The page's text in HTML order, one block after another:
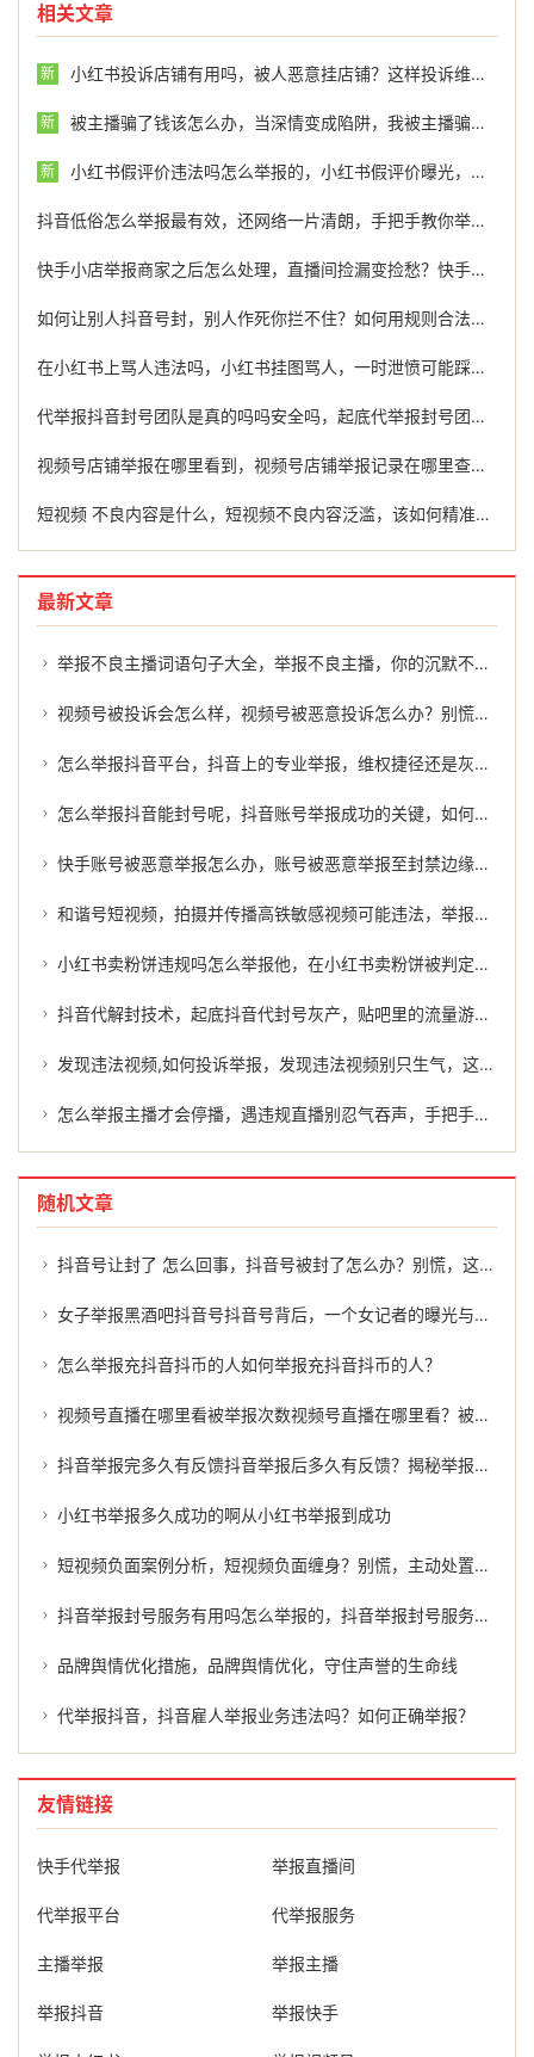
相关文章
新 小红书投诉店铺有用吗，被人恶意挂店铺？这样投诉维权最有效，别再傻傻吃亏了
新 被主播骗了钱该怎么办，当深情变成陷阱，我被主播骗了之后
新 小红书假评价违法吗怎么举报的，小红书假评价曝光，违法成本有多高？教你有效举报的正确方式
抖音低俗怎么举报最有效，还网络一片清朗，手把手教你举报抖音低俗内容，必要时可借力专业团队
快手小店举报商家之后怎么处理，直播间捡漏变捡愁？快手商家缺斤少两，忍气吞声不如这样反击
如何让别人抖音号封，别人作死你拦不住？如何用规则合法制裁违规账号
在小红书上骂人违法吗，小红书挂图骂人，一时泄愤可能踩了法律红线！教你如何维权举报
代举报抖音封号团队是真的吗吗安全吗，起底代举报封号团队，灰色地带的真实与风险
视频号店铺举报在哪里看到，视频号店铺举报记录在哪里查看？教你快速找到反馈入口与处理路径
短视频 不良内容是什么，短视频不良内容泛滥，该如何精准拆弹？
最新文章
举报不良主播词语句子大全，举报不良主播，你的沉默不是金，是对丑恶的纵容
视频号被投诉会怎么样，视频号被恶意投诉怎么办？别慌，教你如何破局
怎么举报抖音平台，抖音上的专业举报，维权捷径还是灰色地带？
怎么举报抖音能封号呢，抖音账号举报成功的关键，如何有效维权
快手账号被恶意举报怎么办，账号被恶意举报至封禁边缘，快手上的原创作者为何反成受害者？
和谐号短视频，拍摄并传播高铁敏感视频可能违法，举报与维权指南请查收
小红书卖粉饼违规吗怎么举报他，在小红书卖粉饼被判定违规？别急，先搞清楚这几点再谈举报
抖音代解封技术，起底抖音代封号灰产，贴吧里的流量游戏与平台治理的隐秘战场
发现违法视频,如何投诉举报，发现违法视频别只生气，这份投诉指南请收好
怎么举报主播才会停播，遇违规直播别忍气吞声，手把手教你正确举报不良主播
随机文章
抖音号让封了 怎么回事，抖音号被封了怎么办？别慌，这几招或许能帮到你
女子举报黑酒吧抖音号抖音号背后，一个女记者的曝光与揭露
怎么举报充抖音抖币的人如何举报充抖音抖币的人？
视频号直播在哪里看被举报次数视频号直播在哪里看？被举报次数的真相
抖音举报完多久有反馈抖音举报后多久有反馈？揭秘举报结果的延迟
小红书举报多久成功的啊从小红书举报到成功
短视频负面案例分析，短视频负面缠身？别慌，主动处置才是正解
抖音举报封号服务有用吗怎么举报的，抖音举报封号服务有用吗？怎么举报才能有效维权？
品牌舆情优化措施，品牌舆情优化，守住声誉的生命线
代举报抖音，抖音雇人举报业务违法吗？如何正确举报？
友情链接
快手代举报 举报直播间
代举报平台 代举报服务
主播举报 举报主播
举报抖音 举报快手